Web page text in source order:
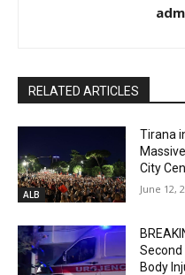
RELATED ARTICLES
ALB
Tirana
City
June 12,
Body